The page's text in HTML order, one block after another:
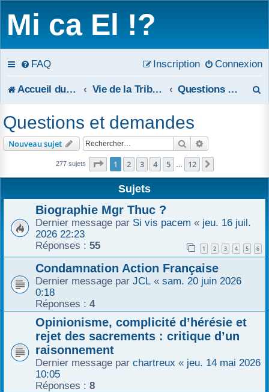
Mi ca El !?
FAQ Connexion
Inscription
Accueil du forum Vie de la Tribune Questions et demandes
e
r
e
Questions et demandes
Nouveau sujet Rechercher
277 sujets Page 1sur12
1 2 3 4 5 12
Sujets
Biographie Mgr Thuc ?
Dernier message par Si vis pacem « jeu. 16 juil.
2026 22:23
Réponses : 55 1 2 3 4 5 6
Condamnation Action Française
Dernier message par JCL « sam. 20 juin 2026
0:18
Réponses : 4
Opinionisme, complicité d’hérésie et
rejet des sacrements : critique d’un
raisonnement
Dernier message par chartreux « jeu. 14 mai 2026
10:05
Réponses : 8